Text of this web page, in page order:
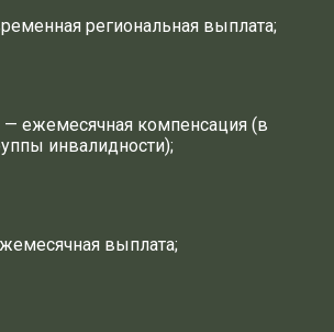
региональная выплата;
— ежемесячная компенсация (в
инвалидности);
выплата;